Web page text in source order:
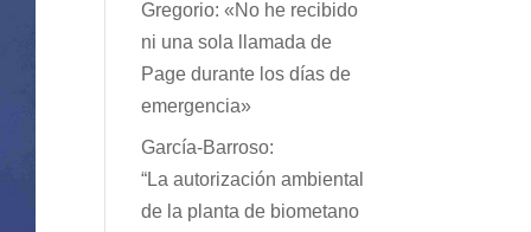
Gregorio: «No he recibido
ni una sola llamada de
Page durante los días de
emergencia»
García-Barroso:
“La autorización ambiental
de la planta de biometano